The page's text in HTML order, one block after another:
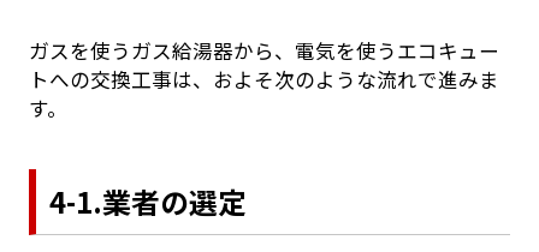
ガスを使うガス給湯器から、電気を使うエコキュー
トへの交換工事は、およそ次のような流れで進みま
す。
4-1.業者の選定